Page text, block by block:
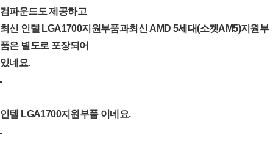
컴파운드도 제공하고
최신 인텔 LGA1700지원부품과최신 AMD 5세대(소켓AM5)지원부
품은 별도로 포장되어
있네요.
인텔 LGA1700지원부품 이네요.